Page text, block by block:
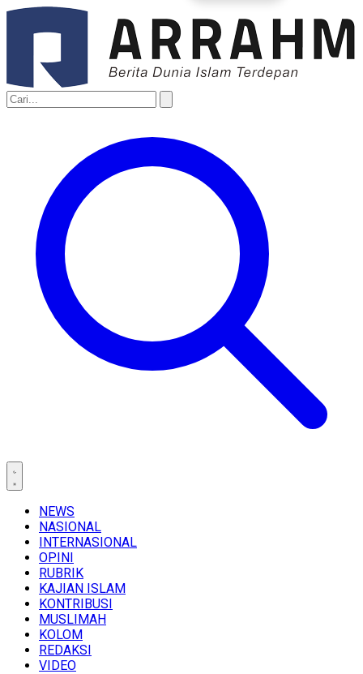
NEWS
NASIONAL
INTERNASIONAL
OPINI
RUBRIK
KAJIAN ISLAM
KONTRIBUSI
MUSLIMAH
KOLOM
REDAKSI
VIDEO